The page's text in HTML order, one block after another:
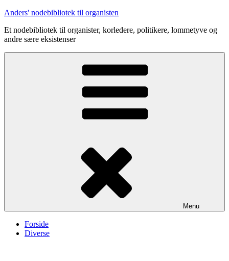
Videre
indhold
Anders' nodebibliotek til organisten
Et nodebibliotek til organister, korledere, politikere, lommetyve og
andre sære eksistenser
Menu
Forside
Diverse